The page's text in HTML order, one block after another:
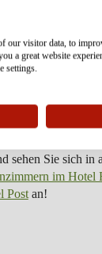
wiehernden
euch gerne die
es gibt
vielen Ponys),
wirklich alles
sehen Sie sich in
im Hotel
Postan!
our visitor data, to
a great website
settings.